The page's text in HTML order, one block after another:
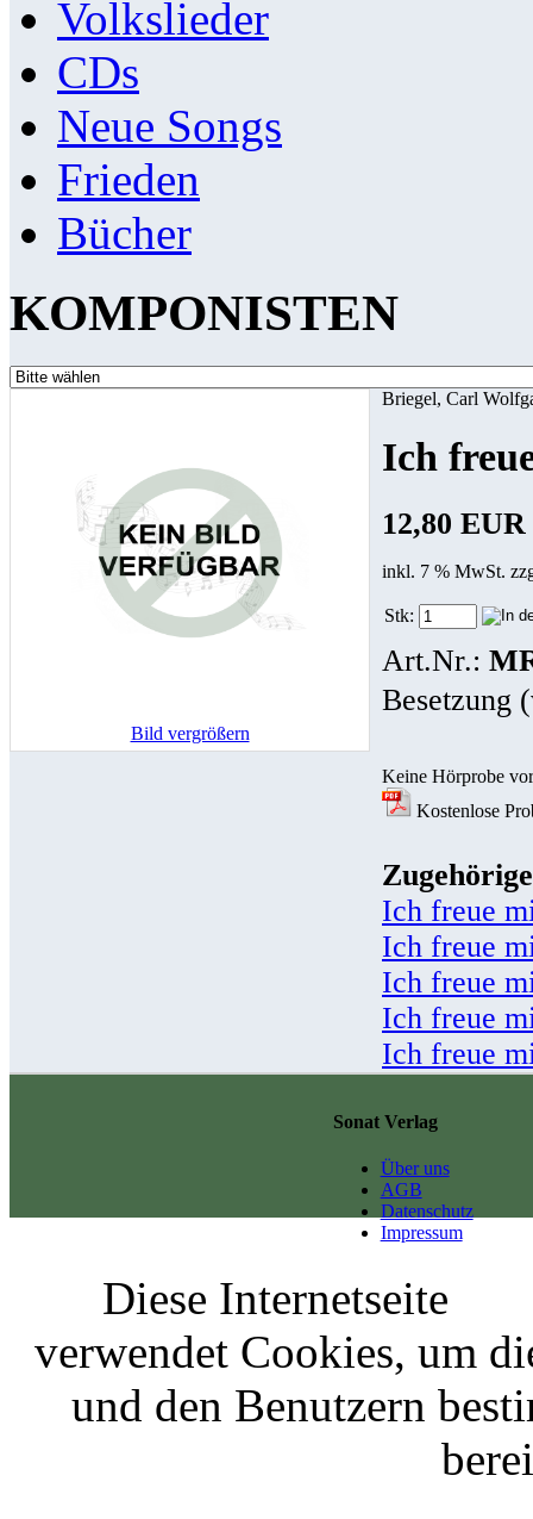
Volkslieder
CDs
Neue Songs
Frieden
Bücher
KOMPONISTEN
Bild vergrößern
Briegel, Carl
Ich
12,80 EUR
inkl. 7 % MwSt.
Stk:
Art.Nr.:
Besetzung
Keine Hörprobe
Kostenlose
Ich freue
Ich freue
Ich freue
Ich freue
Ich freue
Sonat Verlag
Über uns
AGB
Datenschutz
Impressum
Diese Internetseite
verwendet Cookies, um
und den Benutzern